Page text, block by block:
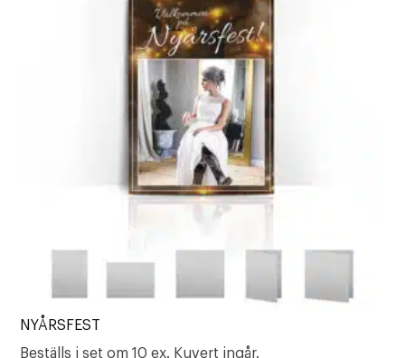
NYÅRSFEST
Beställs i set om 10 ex. Kuvert ingår.